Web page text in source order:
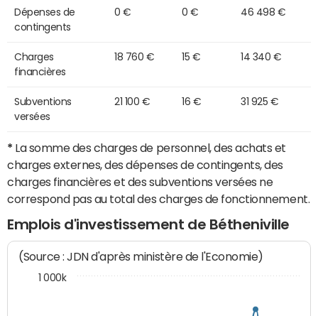
Dépenses de
contingents
0 € 0 € 46 498 €
Charges
financières
18 760 € 15 € 14 340 €
Subventions
versées
21 100 € 16 € 31 925 €
* La somme des charges de personnel, des achats et
charges externes, des dépenses de contingents, des
charges financières et des subventions versées ne
correspond pas au total des charges de fonctionnement.
Emplois d'investissement de Bétheniville
(Source : JDN d'après ministère de l'Economie)
1 000k